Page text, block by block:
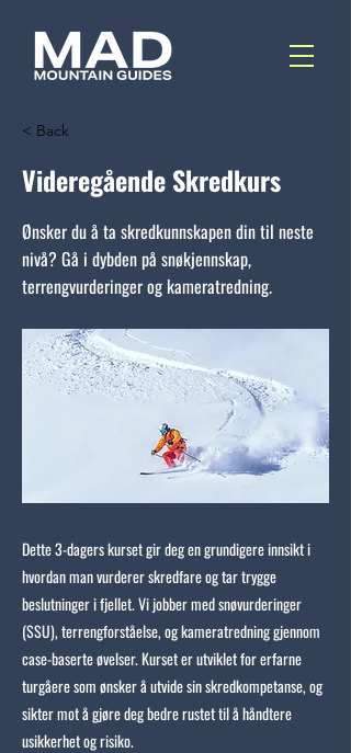
< Back
Videregående Skredkurs
Ønsker du å ta skredkunnskapen din til neste
nivå? Gå i dybden på snøkjennskap,
terrengvurderinger og kameratredning.
Dette 3-dagers kurset gir deg en grundigere innsikt i
hvordan man vurderer skredfare og tar trygge
beslutninger i fjellet. Vi jobber med snøvurderinger
(SSU), terrengforståelse, og kameratredning gjennom
case-baserte øvelser. Kurset er utviklet for erfarne
turgåere som ønsker å utvide sin skredkompetanse, og
sikter mot å gjøre deg bedre rustet til å håndtere
usikkerhet og risiko.